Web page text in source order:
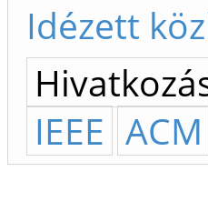
Idézett
IEEE ACM